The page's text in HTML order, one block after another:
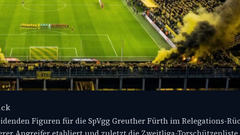
Figuren für die SpVgg Greuther Fürth im Relegations-